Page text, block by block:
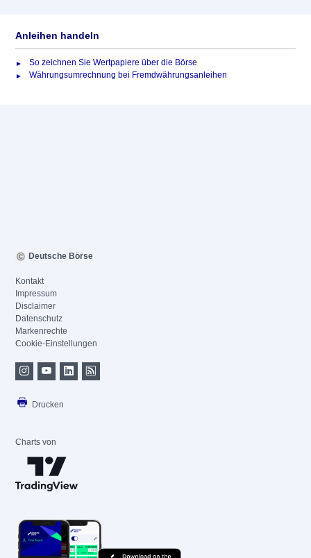
Anleihen handeln
So zeichnen Sie Wertpapiere über die Börse
Währungsumrechnung bei Fremdwährungsanleihen
Deutsche Börse
Kontakt
Impressum
Disclaimer
Datenschutz
Markenrechte
Cookie-Einstellungen
Drucken
Charts von